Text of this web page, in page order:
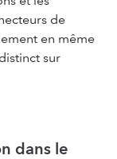
de
en même
sur
dans le